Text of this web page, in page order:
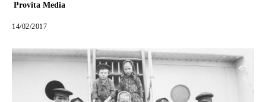
Provita Media
14/02/2017